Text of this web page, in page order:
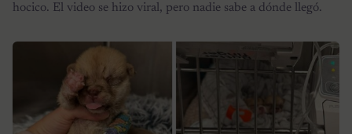
hocico. El video se hizo viral, pero nadie sabe a dónde llegó.